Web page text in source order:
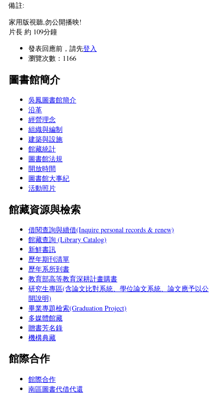
備註:
家用版視聽,勿公開播映!
片長 約 109分鐘
發表回應前，請先登入
瀏覽次數：1166
圖書館簡介
吳鳳圖書館簡介
沿革
經營理念
組織與編制
建築與設施
館藏統計
圖書館法規
開放時間
圖書館大事紀
活動照片
館藏資源與檢索
借閱查詢與續借(Inquire personal records & renew)
館藏查詢 (Library Catalog)
新鮮書訊
歷年期刊清單
歷年系所到書
教育部高等教育深耕計畫購書
研究生專區(含論文比對系統、學位論文系統、論文應予以公
開說明)
畢業專題檢索(Graduation Project)
多媒體館藏
贈書芳名錄
機構典藏
館際合作
館際合作
南區圖書代借代還